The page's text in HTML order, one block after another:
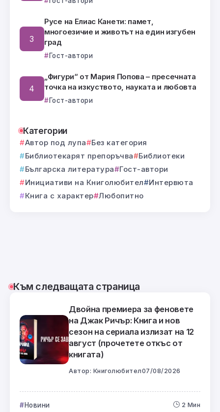
Русе на Елиас Канети: памет,
многоезичие и животът на един изгубен
град
Гост-автори
„Фигури“ от Мария Попова – пресечната
точка на изкуството, науката и любовта
Гост-автори
Категории
Автор под лупа
Без категория
Библиотекарят препоръчва
Библиотеки
Българска литература
Гост-автори
Инициативи на Книголюбител
Интервюта
Книга с характер Любопитно
Към следващата страница
Двойна премиера за феновете
на Джак Ричър: Книга и нов
сезон на сериала излизат на 12
август (прочетете откъс от
книгата)
Автор: Книголюбител07/08/2026
Новини 2 Мин